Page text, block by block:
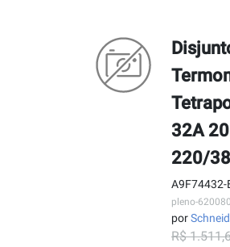
32A
220/
A9F74432-
pleno-
por
R$